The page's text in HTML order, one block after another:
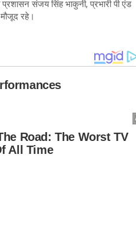
प्रशासन संजय सिंह भाकुनी, प्रभारी पी एंड
मौजूद रहे।